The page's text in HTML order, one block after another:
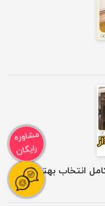
انتخاب بهترین
مشاوره
رایگان